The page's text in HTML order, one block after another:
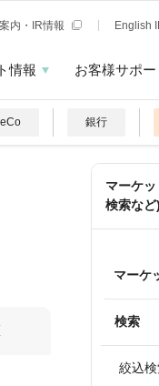
内・IR情報 English
情報 お客様サポー
銀行
マーケ
検索など)
マーケ
検索
絞込